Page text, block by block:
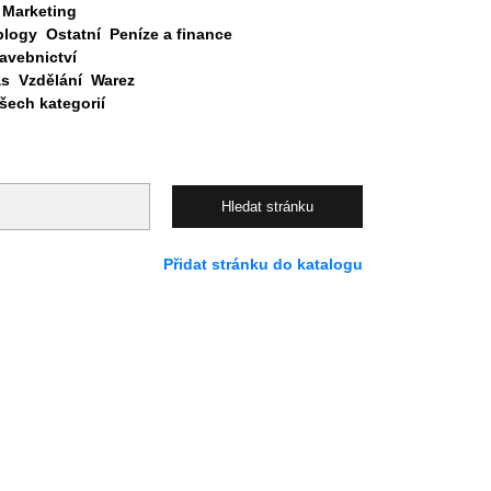
Marketing
Ostatní Peníze a finance
Vzdělání Warez
kategorií
Přidat stránku do katalogu